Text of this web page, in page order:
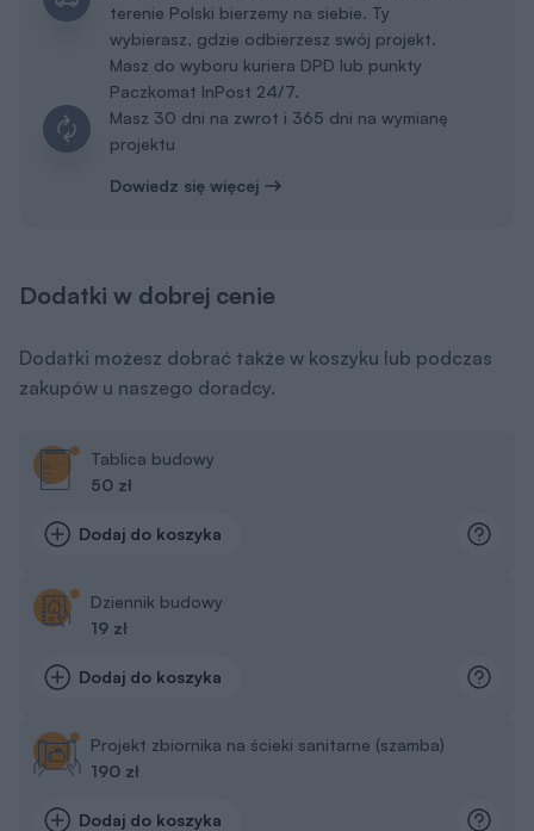
terenie Polski bierzemy na siebie. Ty
wybierasz, gdzie odbierzesz swój projekt.
Masz do wyboru kuriera DPD lub punkty
Paczkomat InPost 24/7.
Masz 30 dni na zwrot i 365 dni na wymianę
projektu
Dowiedz się więcej
Dodatki w dobrej cenie
Dodatki możesz dobrać także w koszyku lub podczas
zakupów u naszego doradcy.
Tablica budowy
50 zł
Dodaj do koszyka
Dziennik budowy
19 zł
Dodaj do koszyka
Projekt zbiornika na ścieki sanitarne (szamba)
190 zł
Dodaj do koszyka